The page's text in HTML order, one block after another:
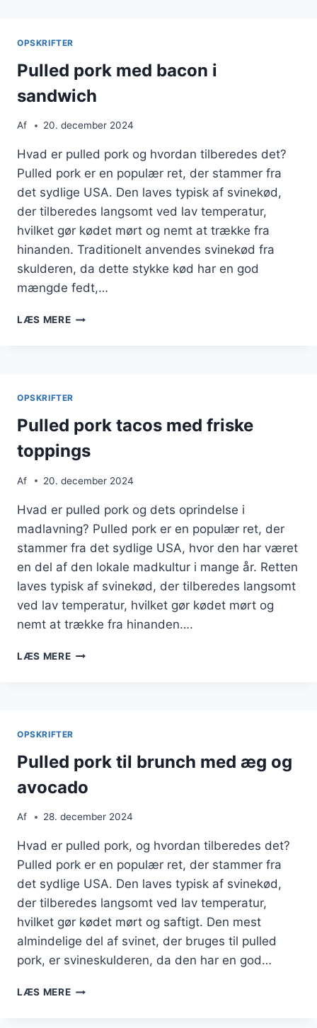
MIDDAG
OPSKRIFTER
Pulled pork med bacon i
sandwich
Af 20. december 2024
Hvad er pulled pork og hvordan tilberedes det?
Pulled pork er en populær ret, der stammer fra
det sydlige USA. Den laves typisk af svinekød,
der tilberedes langsomt ved lav temperatur,
hvilket gør kødet mørt og nemt at trække fra
hinanden. Traditionelt anvendes svinekød fra
skulderen, da dette stykke kød har en god
mængde fedt,…
LÆS MEREPULLED
OPSKRIFTER
Pulled pork tacos med friske
toppings
Af 20. december 2024
Hvad er pulled pork og dets oprindelse i
madlavning? Pulled pork er en populær ret, der
stammer fra det sydlige USA, hvor den har været
en del af den lokale madkultur i mange år. Retten
laves typisk af svinekød, der tilberedes langsomt
ved lav temperatur, hvilket gør kødet mørt og
nemt at trække fra hinanden….
LÆS MEREPULLED
OPSKRIFTER
Pulled pork til brunch med æg og
avocado
Af 28. december 2024
Hvad er pulled pork, og hvordan tilberedes det?
Pulled pork er en populær ret, der stammer fra
det sydlige USA. Den laves typisk af svinekød,
der tilberedes langsomt ved lav temperatur,
hvilket gør kødet mørt og saftigt. Den mest
almindelige del af svinet, der bruges til pulled
pork, er svineskulderen, da den har en god…
LÆS MEREPULLED